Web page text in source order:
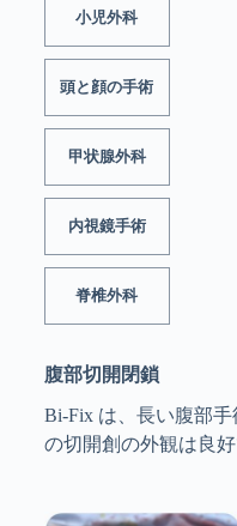
小児外科
頭と顔の手術
甲状腺外科
内視鏡手術
脊椎外科
腹部切開閉鎖
Bi-Fix は、長い腹部
の切開創の外観は良好